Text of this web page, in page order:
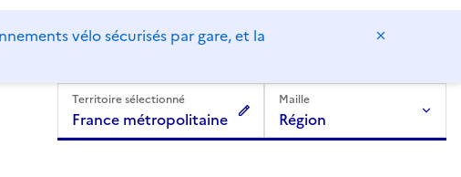
vélo sécurisés par gare, et la
Territoire sélectionné
France métropolitaine
Maille
Région